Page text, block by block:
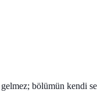
bölümün kendi